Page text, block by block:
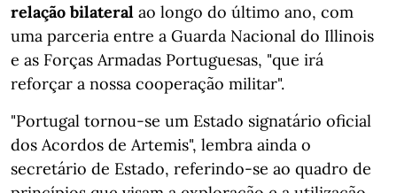
relação bilateral ao longo do último ano, com
uma parceria entre a Guarda Nacional do Illinois
e as Forças Armadas Portuguesas, "que irá
reforçar a nossa cooperação militar".
"Portugal tornou-se um Estado signatário oficial
dos Acordos de Artemis", lembra ainda o
secretário de Estado, referindo-se ao quadro de